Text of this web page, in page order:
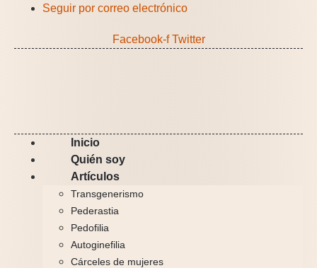
Seguir por correo electrónico
Facebook-f Twitter
Inicio
Quién soy
Artículos
Transgenerismo
Pederastia
Pedofilia
Autoginefilia
Cárceles de mujeres